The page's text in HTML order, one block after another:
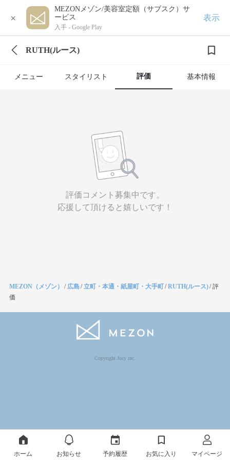
×
MEZONメゾン/美容室定額（サブスク）サ
ービス
入手 - Google Play
表示
RUTH(ルース)
メニュー スタイリスト 評価 基本情報
評価コメント募集中です。
応援して頂けると嬉しいです！
MEZON（メゾン） / 広島/立町・本通・紙屋町・大手町/RUTH(ルース)/評
価
Copyright Jocy inc.
ホーム お知らせ 予約履歴 お気に入り マイページ